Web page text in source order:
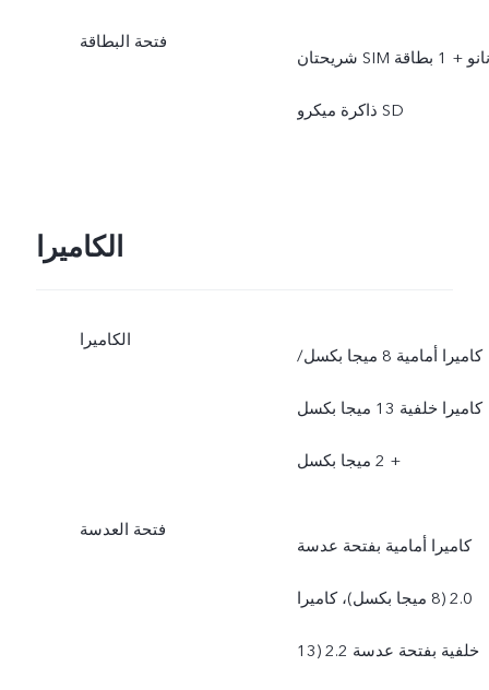
فتحة البطاقة
شريحتان SIM نانو + 1 بطاقة
ذاكرة ميكرو SD
الكاميرا
الكاميرا
كاميرا أمامية 8 ميجا بكسل/
كاميرا خلفية 13 ميجا بكسل
+ 2 ميجا بكسل
فتحة العدسة
كاميرا أمامية بفتحة عدسة
2.0 (8 ميجا بكسل)، كاميرا
خلفية بفتحة عدسة 2.2 (13